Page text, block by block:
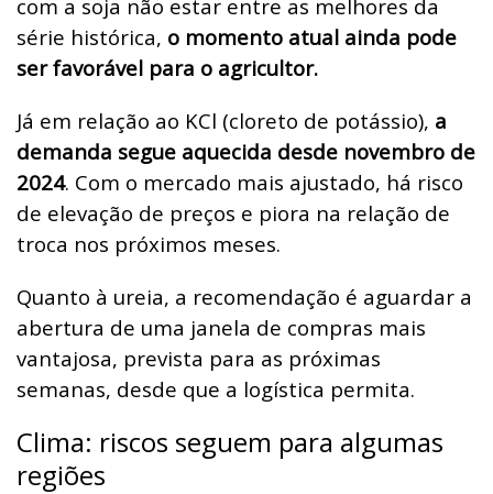
com a soja não estar entre as melhores da
série histórica, o momento atual ainda pode
ser favorável para o agricultor.
Já em relação ao KCl (cloreto de potássio), a
demanda segue aquecida desde novembro de
2024. Com o mercado mais ajustado, há risco
de elevação de preços e piora na relação de
troca nos próximos meses.
Quanto à ureia, a recomendação é aguardar a
abertura de uma janela de compras mais
vantajosa, prevista para as próximas
semanas, desde que a logística permita.
Clima: riscos seguem para algumas
regiões